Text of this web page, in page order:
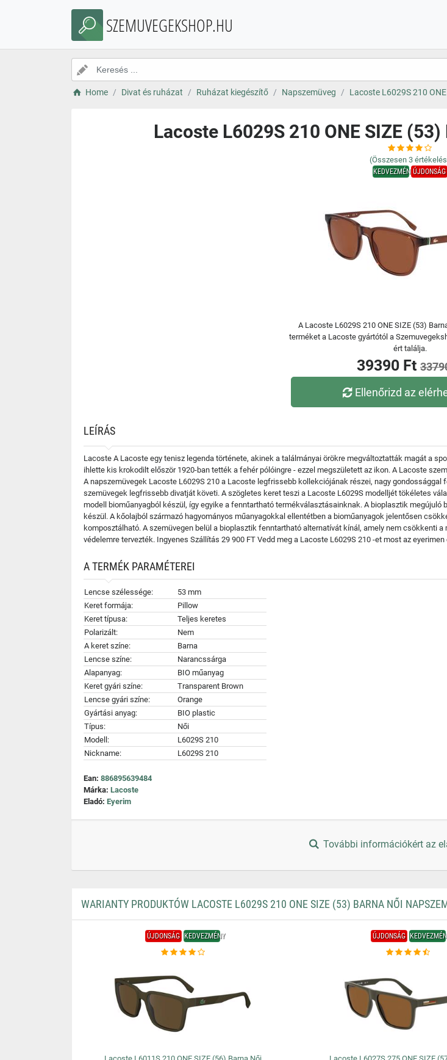
SZEMUVEGEKSHOP.HU
Home Divat és ruházat Ruházat kiegészítő Napszemüveg Lacoste L6029S 210
Lacoste L6029S 210 ONE SIZE
(Összesen 3
KEDVEZMÉNYÚJDONSÁG
A Lacoste L6029S 210 ONE SIZE (53)
terméket a Lacoste gyártótól a
ért találja.
39390 Ft
Ellenőrizd az
LEÍRÁS
Lacoste A Lacoste egy tenisz legenda története, akinek a találmányai örökre megváltoztatták magát a
ihlette kis krokodilt először 1920-ban tették a fehér pólóingre - ezzel megszületett az ikon. A Lacoste
A napszemüvegek Lacoste L6029S 210 a Lacoste legfrissebb kollekciójának részei, nagy
szemüvegek legfrissebb divatját követi. A szögletes keret teszi a Lacoste L6029S modelljét tökéletes
modell bioműanyagból készül, így egyike a fenntartható termékválasztásainknak. A bioplasztik
készül. A kőolajból származó hagyományos műanyagokkal ellentétben a bioműanyagok jelentősen
komposztálható. A szemüvegen belül a bioplasztik fenntartható alternatívát kínál, amely nem csökkenti
védelemre tervezték. Ingyenes Szállítás 29 900 FT Vedd meg a Lacoste L6029S 210 -et most az
A TERMÉK PARAMÉTEREI
Lencse szélessége:
53 mm
Keret formája:
Pillow
Keret típusa:
Teljes keretes
Polarizált:
Nem
A keret színe:
Barna
Lencse színe:
Narancssárga
Alapanyag:
BIO műanyag
Keret gyári színe:
Transparent Brown
Lencse gyári színe:
Orange
Gyártási anyag:
BIO plastic
Típus:
Női
Modell:
L6029S 210
Nickname:
L6029S 210
Ean: 886895639484
Márka: Lacoste
Eladó: Eyerim
További információkért az
WARIANTY PRODUKTÓW LACOSTE L6029S 210 ONE SIZE (53) BARNA NŐI
ÚJDONSÁG KEDVEZMÉNY ÚJDONSÁG